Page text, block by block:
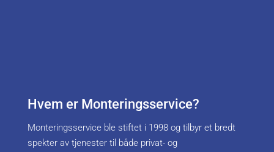
Hvem er Monteringsservice?
Monteringsservice ble stiftet i 1998 og tilbyr et bredt
spekter av tjenester til både privat- og